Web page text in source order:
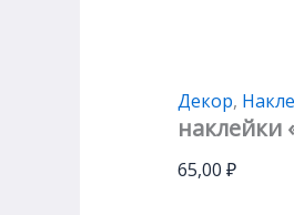
Декор,
наклейки
65,00 ₽